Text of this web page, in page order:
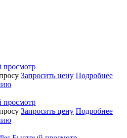
просмотр
Запросить цену Подробнее
просмотр
Запросить цену Подробнее